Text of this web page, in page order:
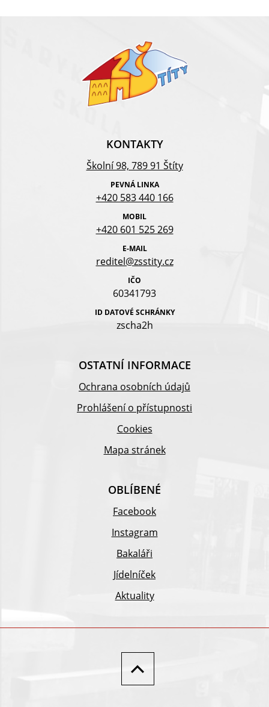
KONTAKTY
Školní 98, 789 91 Štíty
PEVNÁ LINKA
+420 583 440 166
MOBIL
+420 601 525 269
E-MAIL
reditel@zsstity.cz
IČO
60341793
ID DATOVÉ SCHRÁNKY
zscha2h
OSTATNÍ INFORMACE
Ochrana osobních údajů
Prohlášení o přístupnosti
Cookies
Mapa stránek
OBLÍBENÉ
Facebook
Instagram
Bakaláři
Jídelníček
Aktuality